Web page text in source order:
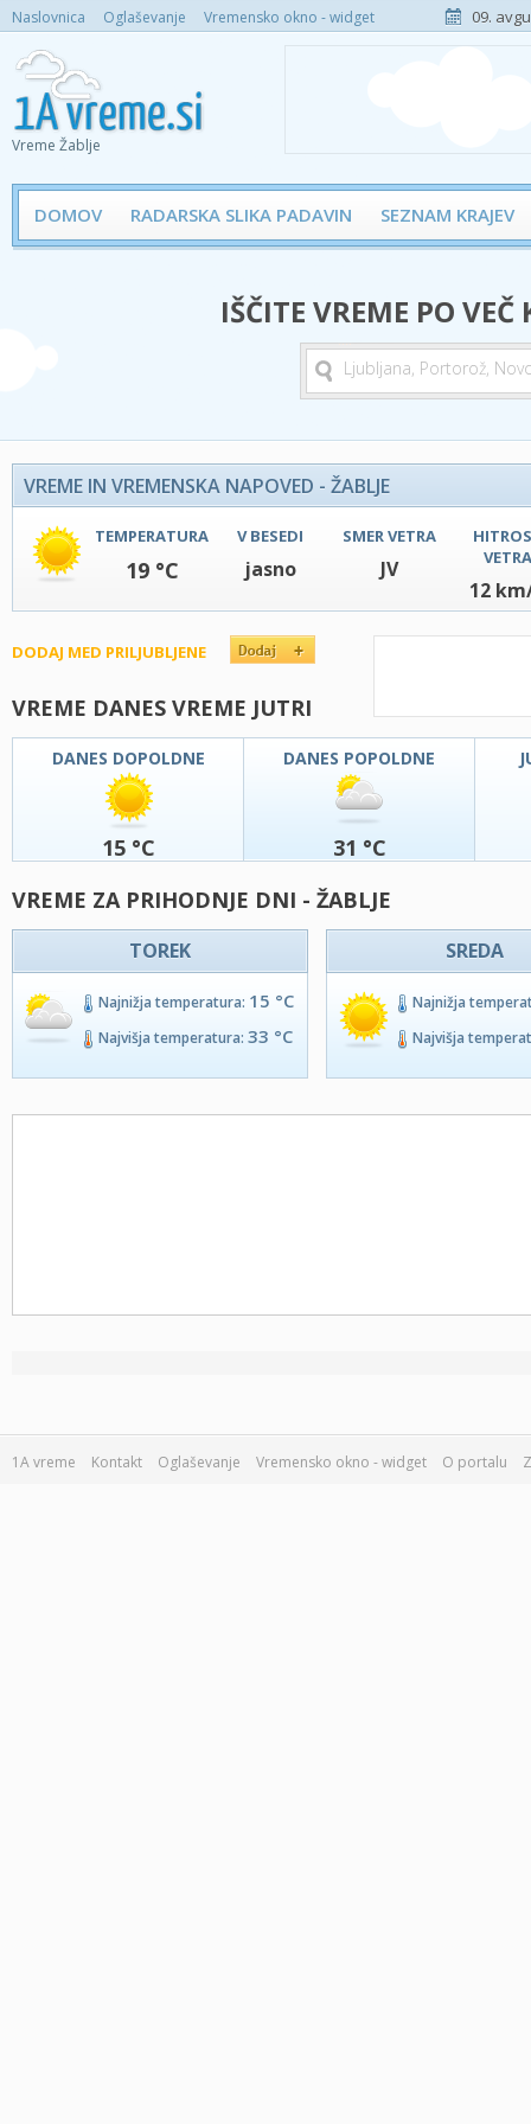
Naslovnica Oglaševanje Vremensko okno - widget 09.
Vreme Žablje
DOMOV RADARSKA SLIKA PADAVIN SEZNAM KRAJEV
IŠČITE VREME PO
VREME IN VREMENSKA NAPOVED - ŽABLJE
TEMPERATURA
19 °C
V BESEDI
jasno
SMER VETRA
JV
VETRA
12
DODAJ MED PRILJUBLJENE
VREME DANES VREME JUTRI
DANES DOPOLDNE
15 °C
DANES POPOLDNE
31 °C
VREME ZA PRIHODNJE DNI - ŽABLJE
TOREK
Najnižja temperatura: 15 °C
Najvišja temperatura: 33 °C
SREDA
Najnižja
Najvišja
1A vreme Kontakt Oglaševanje Vremensko okno - widget O portalu